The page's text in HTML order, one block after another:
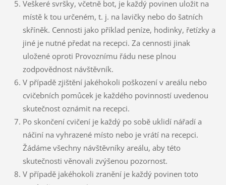
Veškeré svršky, včetně bot, je každý povinen uložit na
místě k tou určeném, t. j. na lavičky nebo do šatních
skříněk. Cennosti jako příklad peníze, hodinky, řetízky a
jiné je nutné předat na recepci. Za cennosti jinak
uložené oproti Provoznímu řádu nese plnou
zodpovědnost návštěvník.
V případě zjištění jakéhokoli poškození v areálu nebo
cvičebních pomůcek je každého povinností uvedenou
skutečnost oznámit na recepci.
Po skončení cvičení je každý po sobě uklidí nářadí a
náčiní na vyhrazené místo nebo je vrátí na recepci.
Žádáme všechny návštěvníky areálu, aby této
skutečnosti věnovali zvýšenou pozornost.
V případě jakéhokoli zranění je každý povinen toto